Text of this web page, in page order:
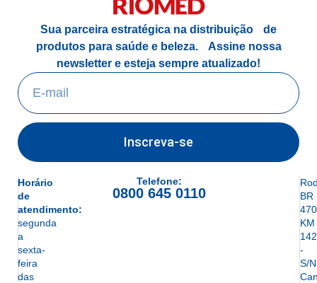
Sua parceira estratégica na distribuição de
produtos para saúde e beleza. Assine nossa
newsletter e esteja sempre atualizado!
Inscreva-se
Horário
de
atendimento:
segunda
a
sexta-
feira
das
Telefone:
0800 645 0110
BR
KM
142
-
S/